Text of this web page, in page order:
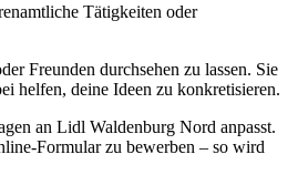
Tätigkeiten oder
Freunden durchsehen zu lassen. Sie
helfen, deine Ideen zu konkretisieren.
an Lidl Waldenburg Nord anpasst.
Formular zu bewerben – so wird